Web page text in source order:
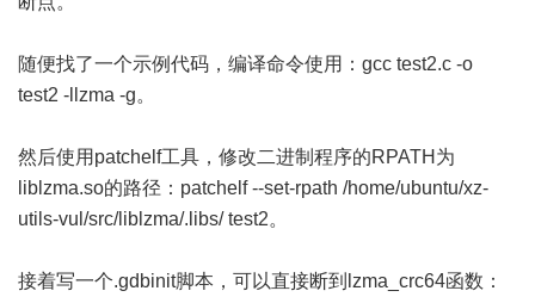
随便找了一个示例代码，编译命令使用：gcc test2.c -o
test2 -llzma -g。
然后使用patchelf工具，修改二进制程序的RPATH为
liblzma.so的路径：patchelf --set-rpath /home/ubuntu/xz-
utils-vul/src/liblzma/.libs/ test2。
接着写一个.gdbinit脚本，可以直接断到lzma_crc64函数：